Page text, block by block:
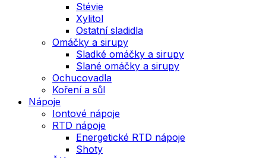
Stévie
Xylitol
Ostatní sladidla
Omáčky a sirupy
Sladké omáčky a sirupy
Slané omáčky a sirupy
Ochucovadla
Koření a sůl
Nápoje
Iontové nápoje
RTD nápoje
Energetické RTD nápoje
Shoty